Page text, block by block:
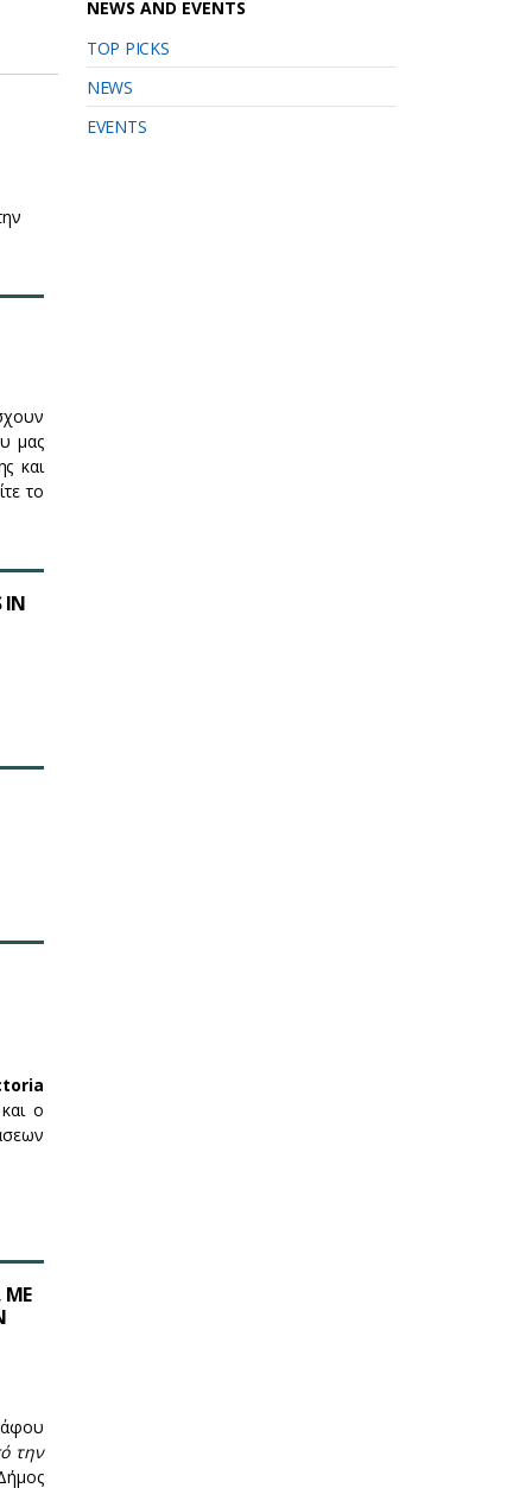
μας
και
το
IN
ο
ΜΕ
την
NEWS AND EVENTS
TOP PICKS
NEWS
EVENTS